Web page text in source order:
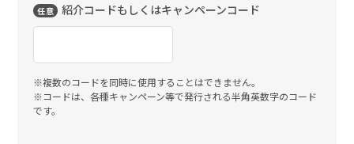
任意 紹介コードもしくはキャンペーンコード
※複数のコードを同時に使用することはできません。
※コードは、各種キャンペーン等で発行される半角英数字のコード
です。